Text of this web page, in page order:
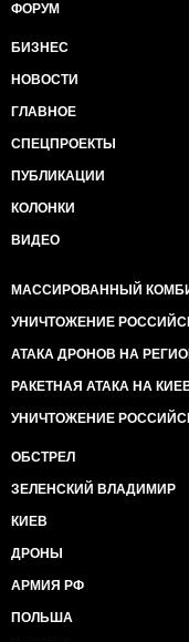
ФОРУМ
БИЗНЕС
НОВОСТИ
ГЛАВНОЕ
СПЕЦПРОЕКТЫ
ПУБЛИКАЦИИ
КОЛОНКИ
ВИДЕО
МАССИРОВАННЫЙ
УНИЧТОЖЕНИЕ
АТАКА ДРОНОВ НА
РАКЕТНАЯ АТАКА НА
УНИЧТОЖЕНИЕ
ОБСТРЕЛ
ЗЕЛЕНСКИЙ ВЛАДИМИР
КИЕВ
ДРОНЫ
АРМИЯ РФ
ПОЛЬША